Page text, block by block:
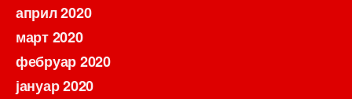
април 2020
март 2020
фебруар 2020
јануар 2020